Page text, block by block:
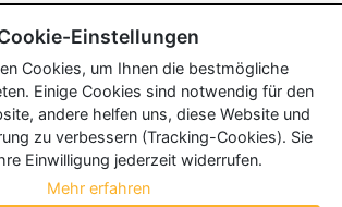
Einstellungen
Cookies, um Ihnen die bestmögliche
Einige Cookies sind notwendig für den
andere helfen uns, diese Website und
zu verbessern (Tracking-Cookies). Sie
Einwilligung jederzeit widerrufen.
Mehr erfahren